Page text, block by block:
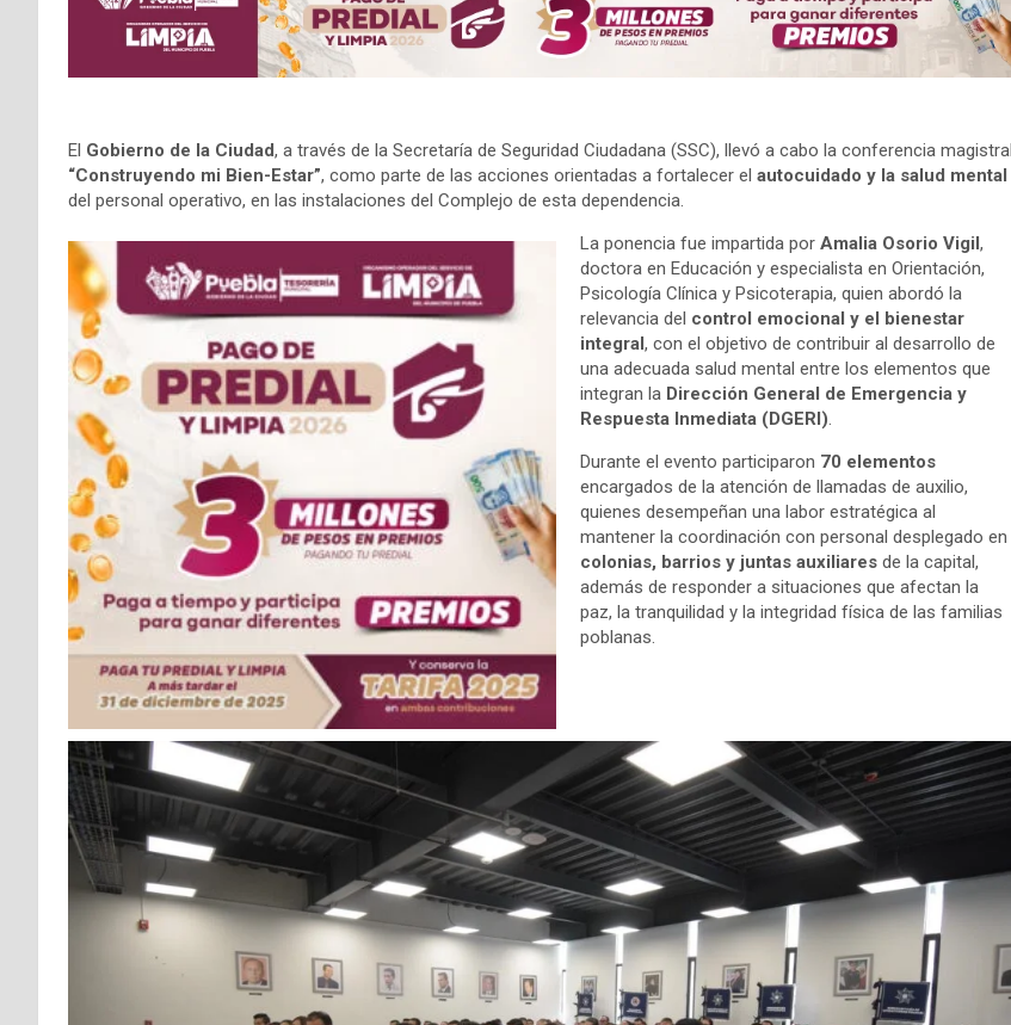
El Gobierno de la Ciudad, a través de la Secretaría de Seguridad Ciudadana (SSC), llevó a cabo la conferencia magistral
“Construyendo mi Bien-Estar”, como parte de las acciones orientadas a fortalecer el autocuidado y la salud mental
del personal operativo, en las instalaciones del Complejo de esta dependencia.
La ponencia fue impartida por Amalia Osorio Vigil ,
doctora en Educación y especialista en Orientación,
Psicología Clínica y Psicoterapia, quien abordó la
relevancia del control emocional y el bienestar
integral , con el objetivo de contribuir al desarrollo de
una adecuada salud mental entre los elementos que
integran la Dirección General de Emergencia y
Respuesta Inmediata (DGERI).
Durante el evento participaron 70 elementos
encargados de la atención de llamadas de auxilio,
quienes desempeñan una labor estratégica al
mantener la coordinación con personal desplegado en
colonias, barrios y juntas auxiliares de la capital,
además de responder a situaciones que afectan la
paz, la tranquilidad y la integridad física de las familias
poblanas.